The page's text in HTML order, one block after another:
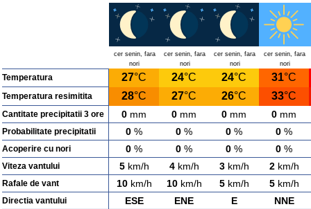
cer senin, fara
nori
cer senin, fara
nori
cer senin, fara
nori
cer senin, fara
nori
Temperatura 27°C 24°C 24°C 31°C
Temperatura resimitita 28°C 27°C 26°C 33°C
Cantitate precipitatii 3 ore 0 mm 0 mm 0 mm 0 mm
Probabilitate precipitatii 0 % 0 % 0 % 0 %
Acoperire cu nori 0 % 0 % 0 % 0 %
Viteza vantului 5km/h 4km/h 3km/h 2km/h
Rafale de vant 10km/h 10km/h 5km/h 5km/h
Directia vantului ESE ENE E NNE